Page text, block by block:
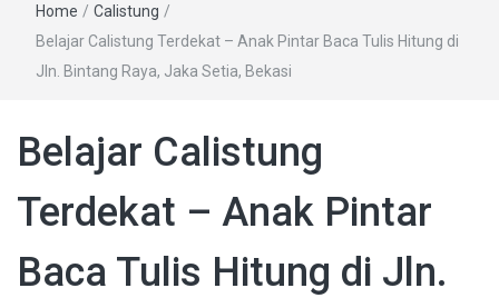
Home / Calistung /
Belajar Calistung Terdekat – Anak Pintar Baca Tulis Hitung di
Jln. Bintang Raya, Jaka Setia, Bekasi
Belajar Calistung
Terdekat – Anak Pintar
Baca Tulis Hitung di Jln.